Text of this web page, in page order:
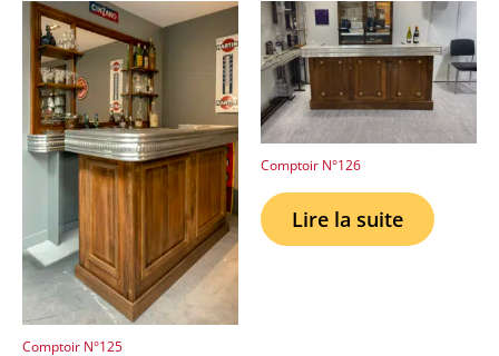
Comptoir N°125
Comptoir N°126
Lire la suite